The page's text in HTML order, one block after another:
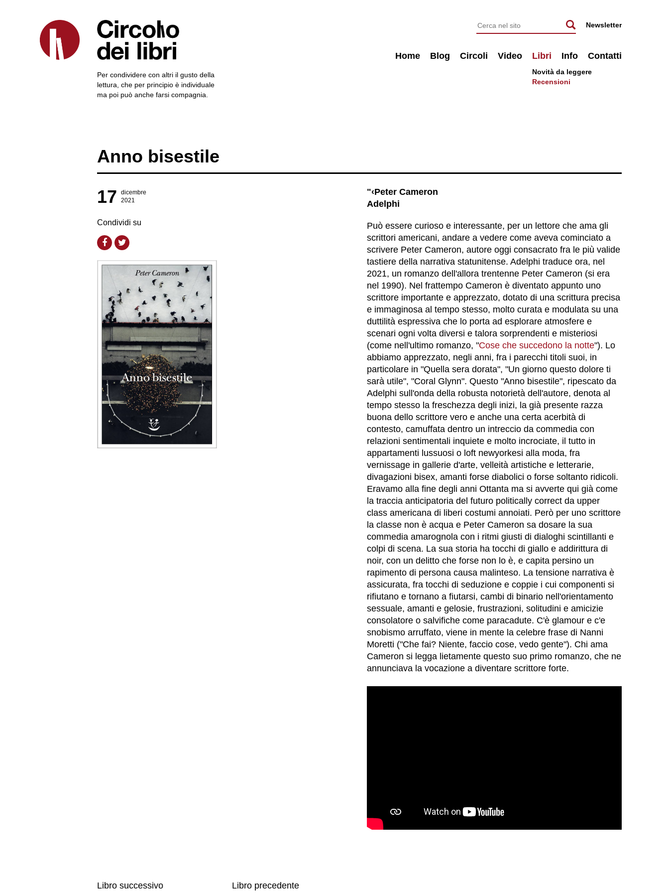
Newsletter
Home Blog Circoli Video Libri
Novità da leggere
Recensioni
Info Contatti
Per condividere con altri il gusto della
lettura, che per principio è individuale
ma poi può anche farsi compagnia.
Anno bisestile
17
dicembre
2021
Condividi su
"‹Peter Cameron
Adelphi
Può essere curioso e interessante, per un lettore che ama gli
scrittori americani, andare a vedere come aveva cominciato a
scrivere Peter Cameron, autore oggi consacrato fra le più valide
tastiere della narrativa statunitense. Adelphi traduce ora, nel
2021, un romanzo dell'allora trentenne Peter Cameron (si era
nel 1990). Nel frattempo Cameron è diventato appunto uno
scrittore importante e apprezzato, dotato di una scrittura precisa
e immaginosa al tempo stesso, molto curata e modulata su una
duttilità espressiva che lo porta ad esplorare atmosfere e
scenari ogni volta diversi e talora sorprendenti e misteriosi
(come nell'ultimo romanzo, "Cose che succedono la notte"). Lo
abbiamo apprezzato, negli anni, fra i parecchi titoli suoi, in
particolare in "Quella sera dorata", "Un giorno questo dolore ti
sarà utile", "Coral Glynn". Questo "Anno bisestile", ripescato da
Adelphi sull'onda della robusta notorietà dell'autore, denota al
tempo stesso la freschezza degli inizi, la già presente razza
buona dello scrittore vero e anche una certa acerbità di
contesto, camuffata dentro un intreccio da commedia con
relazioni sentimentali inquiete e molto incrociate, il tutto in
appartamenti lussuosi o loft newyorkesi alla moda, fra
vernissage in gallerie d'arte, velleità artistiche e letterarie,
divagazioni bisex, amanti forse diabolici o forse soltanto ridicoli.
Eravamo alla fine degli anni Ottanta ma si avverte qui già come
la traccia anticipatoria del futuro politically correct da upper
class americana di liberi costumi annoiati. Però per uno scrittore
la classe non è acqua e Peter Cameron sa dosare la sua
commedia amarognola con i ritmi giusti di dialoghi scintillanti e
colpi di scena. La sua storia ha tocchi di giallo e addirittura di
noir, con un delitto che forse non lo è, e capita persino un
rapimento di persona causa malinteso. La tensione narrativa è
assicurata, fra tocchi di seduzione e coppie i cui componenti si
rifiutano e tornano a fiutarsi, cambi di binario nell'orientamento
sessuale, amanti e gelosie, frustrazioni, solitudini e amicizie
consolatore o salvifiche come paracadute. C'è glamour e c'e
snobismo arruffato, viene in mente la celebre frase di Nanni
Moretti ("Che fai? Niente, faccio cose, vedo gente"). Chi ama
Cameron si legga lietamente questo suo primo romanzo, che ne
annunciava la vocazione a diventare scrittore forte.
Libro successivo
Libro precedente